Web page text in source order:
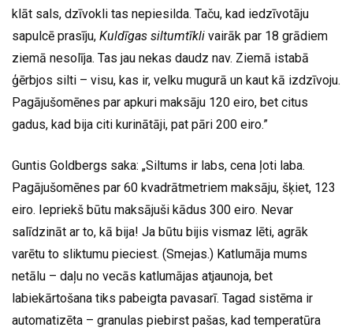
klāt sals, dzīvokli tas nepiesilda. Taču, kad iedzīvotāju
sapulcē prasīju, Kuldīgas siltumtīkli vairāk par 18 grādiem
ziemā nesolīja. Tas jau nekas daudz nav. Ziemā istabā
ģērbjos silti – visu, kas ir, velku mugurā un kaut kā izdzīvoju.
Pagājušomēnes par apkuri maksāju 120 eiro, bet citus
gadus, kad bija citi kurinātāji, pat pāri 200 eiro.”
Guntis Goldbergs saka: „Siltums ir labs, cena ļoti laba.
Pagājušomēnes par 60 kvadrātmetriem maksāju, šķiet, 123
eiro. Iepriekš būtu maksājuši kādus 300 eiro. Nevar
salīdzināt ar to, kā bija! Ja būtu bijis vismaz lēti, agrāk
varētu to sliktumu pieciest. (Smejas.) Katlumāja mums
netālu – daļu no vecās katlumājas atjaunoja, bet
labiekārtošana tiks pabeigta pavasarī. Tagad sistēma ir
automatizēta – granulas piebirst pašas, kad temperatūra